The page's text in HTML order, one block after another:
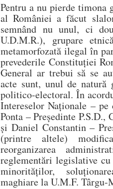
Pentru a nu pierde
al României a făcut
semnând nu unul, ci
U.D.M.R.), grupare
metamorfozată ilegal în
prevederile Constituţiei
General ar trebui să se
acte sunt, unul de natură
politico-electoral. În
Intereselor Naţionale –
Ponta – Preşedinte P.S.D.,
şi Daniel Constantin –
(printre altele)
reorganizarea
reglementări legislative
minorităţilor,
maghiare la U.M.F. Târgu-